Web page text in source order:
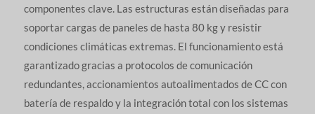
componentes clave. Las estructuras están diseñadas para
soportar cargas de paneles de hasta 80 kg y resistir
condiciones climáticas extremas. El funcionamiento está
garantizado gracias a protocolos de comunicación
redundantes, accionamientos autoalimentados de CC con
batería de respaldo y la integración total con los sistemas